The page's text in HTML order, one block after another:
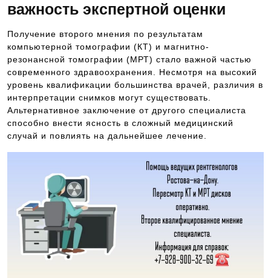
важность экспертной оценки
Получение второго мнения по результатам
компьютерной томографии (КТ) и магнитно-
резонансной томографии (МРТ) стало важной частью
современного здравоохранения. Несмотря на высокий
уровень квалификации большинства врачей, различия в
интерпретации снимков могут существовать.
Альтернативное заключение от другого специалиста
способно внести ясность в сложный медицинский
случай и повлиять на дальнейшее лечение.